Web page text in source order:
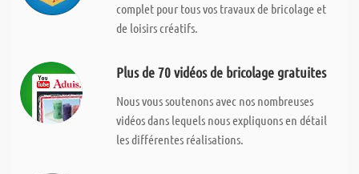
complet pour tous vos travaux de bricolage et
de loisirs créatifs.
Plus de 70 vidéos de bricolage gratuites
Nous vous soutenons avec nos nombreuses
vidéos dans lequels nous expliquons en détail
les différentes réalisations.